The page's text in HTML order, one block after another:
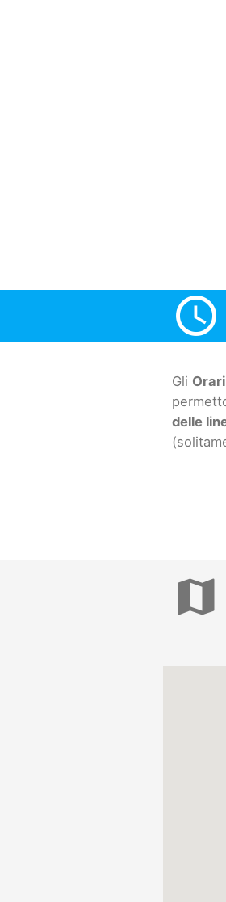
access_time
Gli
delle
map